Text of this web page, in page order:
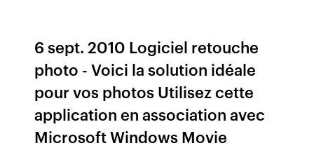
6 sept. 2010 Logiciel retouche
photo - Voici la solution idéale
pour vos photos Utilisez cette
application en association avec
Microsoft Windows Movie